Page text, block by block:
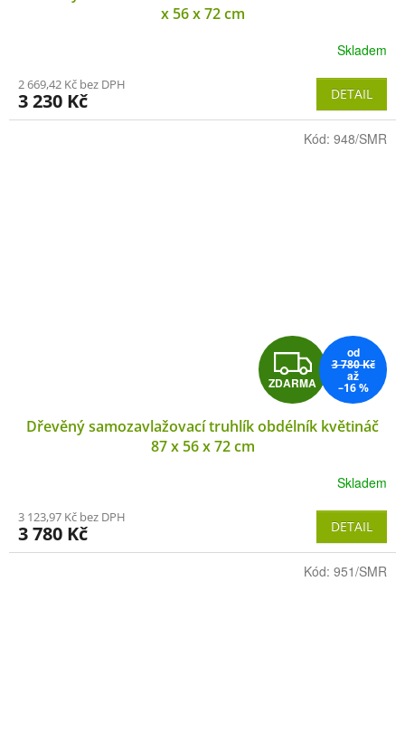
M
A
x 56 x 72 cm
Skladem
2 669,42 Kč bez DPH
3 230 Kč DETAIL
Z
D
A
M
A
ZDARMA
od
3 780 Kč
až
–16 %
Dřevěný samozavlažovací truhlík obdélník květináč
87 x 56 x 72 cm
Skladem
3 123,97 Kč bez DPH
3 780 Kč DETAIL
Kód: 948/SMR
Kód: 951/SMR